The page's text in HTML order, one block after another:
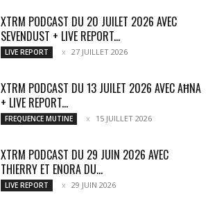
XTRM PODCAST DU 20 JUILET 2026 AVEC
SEVENDUST + LIVE REPORT...
LIVE REPORT 27 JUILLET 2026
XTRM PODCAST DU 13 JUILET 2026 AVEC AĦNA
+ LIVE REPORT...
FREQUENCE MUTINE 15 JUILLET 2026
XTRM PODCAST DU 29 JUIN 2026 AVEC
THIERRY ET ENORA DU...
LIVE REPORT 29 JUIN 2026